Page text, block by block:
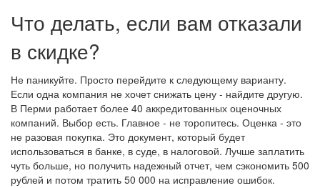
Что делать, если вам отказали
в скидке?
Не паникуйте. Просто перейдите к следующему варианту.
Если одна компания не хочет снижать цену - найдите другую.
В Перми работает более 40 аккредитованных оценочных
компаний. Выбор есть. Главное - не торопитесь. Оценка - это
не разовая покупка. Это документ, который будет
использоваться в банке, в суде, в налоговой. Лучше заплатить
чуть больше, но получить надежный отчет, чем сэкономить 500
рублей и потом тратить 50 000 на исправление ошибок.